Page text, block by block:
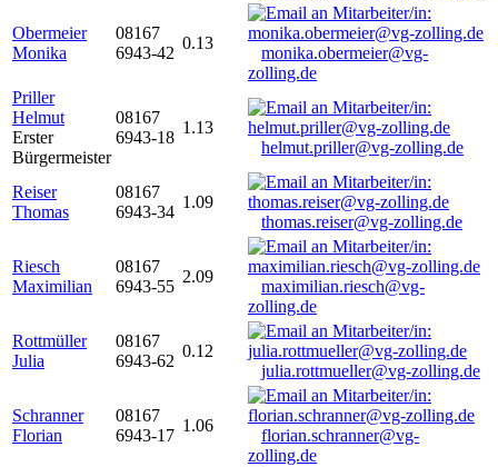
Obermeier
Monika
08167
6943-42
0.13
monika.obermeier@vg-
zolling.de
Priller
Helmut
Erster
Bürgermeister
08167
6943-18
1.13
helmut.priller@vg-zolling.de
Reiser
Thomas
08167
6943-34
1.09
thomas.reiser@vg-zolling.de
Riesch
Maximilian
08167
6943-55
2.09
maximilian.riesch@vg-
zolling.de
Rottmüller
Julia
08167
6943-62
0.12
julia.rottmueller@vg-zolling.de
Schranner
Florian
08167
6943-17
1.06
florian.schranner@vg-
zolling.de